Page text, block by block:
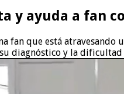
y ayuda a fan
fan que está
diagnóstico y la